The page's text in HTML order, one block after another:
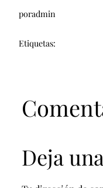
poradmin
Etiquetas:
Deja